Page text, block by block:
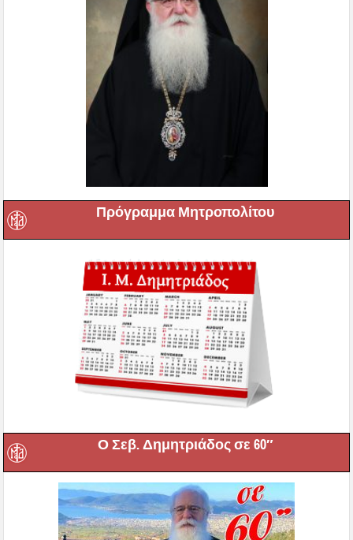
Πρόγραμμα Μητροπολίτου
Ο Σεβ. Δημητριάδος σε 60″